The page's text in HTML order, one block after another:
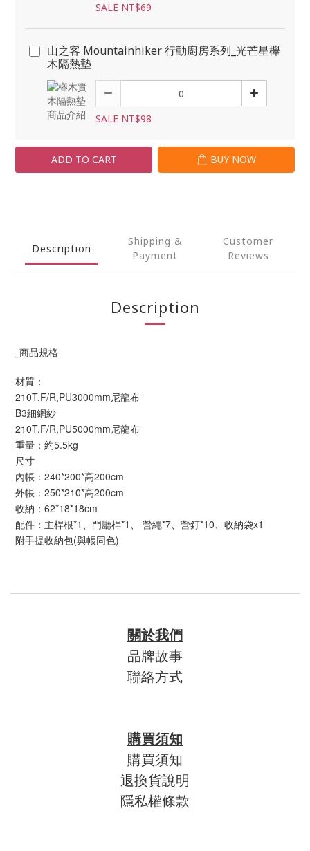
SALE NT$69
山之客 Mountainhiker 行動廚房系列_光芒星櫸
木隔熱墊
SALE NT$98
ADD TO CART BUY NOW
Description
Shipping &
Payment
Customer
Reviews
Description
_商品規格
材質：
210T.F/R,PU3000mm尼龍布
B3細網紗
210T.F/R,PU5000mm尼龍布
重量：約5.5kg
尺寸
內帳：240*200*高200cm
外帳：250*210*高200cm
收納：62*18*18cm
配件：主桿根*1、門廳桿*1、 營繩*7、營釘*10、收納袋x1
附手提收納包(與帳同色)
關於我們
品牌故事
聯絡方式
購買須知
購買須知
退換貨說明
隱私權條款